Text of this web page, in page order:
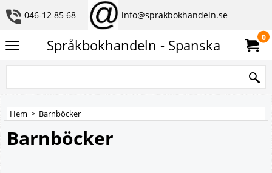
046-12 85 68 info@sprakbokhandeln.se
Språkbokhandeln - Spanska 0
Hem > Barnböcker
Barnböcker